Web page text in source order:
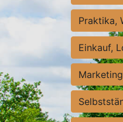
Praktika,
Einkauf,